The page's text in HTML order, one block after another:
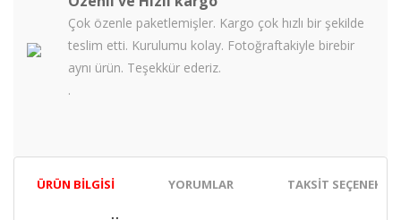
Çok özenle paketlemişler. Kargo çok hızlı bir şekilde
teslim etti. Kurulumu kolay. Fotoğraftakiyle birebir
aynı ürün. Teşekkür ederiz.
.
ÜRÜN BILGISI YORUMLAR TAKSIT